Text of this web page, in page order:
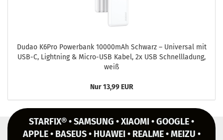
Dudao K6Pro Power­bank 10000mAh Schwarz – Uni­ver­sal mit
USB-C, Light­ning & Micro-​USB Kabel, 2x USB Schnell­la­dung,
weiß
Nur 13,99 EUR
STARFIX® • SAMSUNG • XIAOMI • GOOGLE •
APPLE • BASEUS • HUAWEI • REALME • MEIZU •